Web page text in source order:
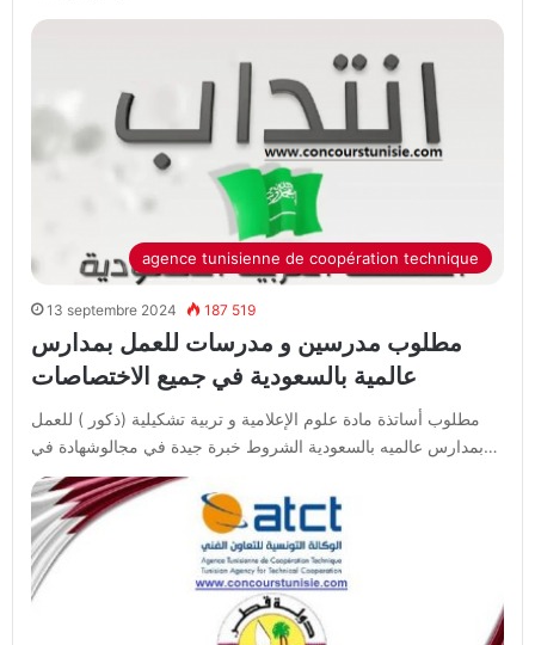
agence tunisienne de coopération technique
13 septembre 2024 187 519
مطلوب مدرسين و مدرسات للعمل بمدارس
عالمية بالسعودية في جميع الاختصاصات
مطلوب أساتذة مادة علوم الإعلامية و تربية تشكيلية (ذكور ) للعمل
بمدارس عالميه بالسعودية الشروط خبرة جيدة في مجالوشهادة في…